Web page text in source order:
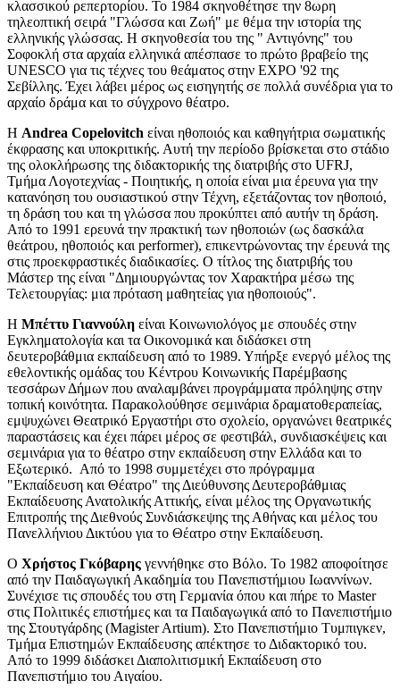
κλασσικού ρεπερτορίου. Το 1984 σκηνοθέτησε την 8ωρη
τηλεοπτική σειρά "Γλώσσα και Ζωή" με θέμα την ιστορία της
ελληνικής γλώσσας. Η σκηνοθεσία του της " Αντιγόνης" του
Σοφοκλή στα αρχαία ελληνικά απέσπασε το πρώτο βραβείο της
UNESCO για τις τέχνες του θεάματος στην ΕΧΡΟ '92 της
Σεβίλλης. Έχει λάβει μέρος ως εισηγητής σε πολλά συνέδρια για το
αρχαίο δράμα και το σύγχρονο θέατρο.
Η Andrea Copelovitch είναι ηθοποιός και καθηγήτρια σωματικής
έκφρασης και υποκριτικής. Αυτή την περίοδο βρίσκεται στο στάδιο
της ολοκλήρωσης της διδακτορικής της διατριβής στο UFRJ,
Τμήμα Λογοτεχνίας - Ποιητικής, η οποία είναι μια έρευνα για την
κατανόηση του ουσιαστικού στην Τέχνη, εξετάζοντας τον ηθοποιό,
τη δράση του και τη γλώσσα που προκύπτει από αυτήν τη δράση.
Από το 1991 ερευνά την πρακτική των ηθοποιών (ως δασκάλα
θεάτρου, ηθοποιός και performer), επικεντρώνοντας την έρευνά της
στις προεκφραστικές διαδικασίες. Ο τίτλος της διατριβής του
Μάστερ της είναι "Δημιουργώντας τον Χαρακτήρα μέσω της
Τελετουργίας: μια πρόταση μαθητείας για ηθοποιούς".
Η Μπέττυ Γιαννούλη είναι Κοινωνιολόγος με σπουδές στην
Εγκληματολογία και τα Οικονομικά και διδάσκει στη
δευτεροβάθμια εκπαίδευση από το 1989. Υπήρξε ενεργό μέλος της
εθελοντικής ομάδας του Κέντρου Κοινωνικής Παρέμβασης
τεσσάρων Δήμων που αναλαμβάνει προγράμματα πρόληψης στην
τοπική κοινότητα. Παρακολούθησε σεμινάρια δραματοθεραπείας,
εμψυχώνει Θεατρικό Εργαστήρι στο σχολείο, οργανώνει θεατρικές
παραστάσεις και έχει πάρει μέρος σε φεστιβάλ, συνδιασκέψεις και
σεμινάρια για το θέατρο στην εκπαίδευση στην Ελλάδα και το
Εξωτερικό. Από το 1998 συμμετέχει στο πρόγραμμα
"Εκπαίδευση και Θέατρο" της Διεύθυνσης Δευτεροβάθμιας
Εκπαίδευσης Ανατολικής Αττικής, είναι μέλος της Οργανωτικής
Επιτροπής της Διεθνούς Συνδιάσκεψης της Αθήνας και μέλος του
Πανελλήνιου Δικτύου για το Θέατρο στην Εκπαίδευση.
Ο Χρήστος Γκόβαρης γεννήθηκε στο Βόλο. Το 1982 αποφοίτησε
από την Παιδαγωγική Ακαδημία του Πανεπιστήμιου Ιωαννίνων.
Συνέχισε τις σπουδές του στη Γερμανία όπου και πήρε το Master
στις Πολιτικές επιστήμες και τα Παιδαγωγικά από το Πανεπιστήμιο
της Στουτγάρδης (Magister Artium). Στο Πανεπιστήμιο Τυμπιγκεν,
Τμήμα Επιστημών Εκπαίδευσης απέκτησε το Διδακτορικό του.
Από το 1999 διδάσκει Διαπολιτισμική Εκπαίδευση στο
Πανεπιστήμιο του Αιγαίου.